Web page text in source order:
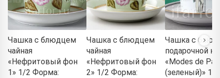
Чашка с блюдцем
чайная
«Нефритовый фон
1» 1/2 Форма:
Чашка с блюдцем
чайная
«Нефритовый фон
2» 1/2 Форма:
Чашка с
подарочной
«Modes de
(зеленый)» 1/2